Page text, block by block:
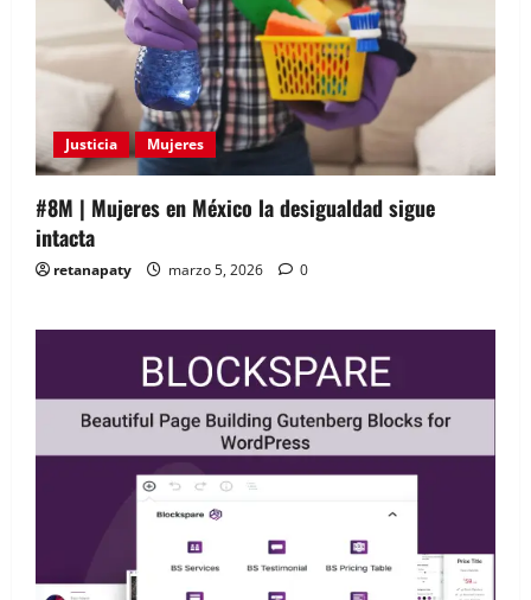
Justicia Mujeres
#8M | Mujeres en México la desigualdad sigue
intacta
retanapaty marzo 5, 2026 0